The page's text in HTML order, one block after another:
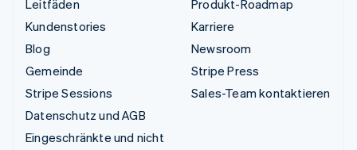
Leitfäden
Kundenstories
Blog
Gemeinde
Stripe Sessions
Datenschutz und AGB
Eingeschränkte und nicht
Produkt-Roadmap
Karriere
Newsroom
Stripe Press
Sales-Team kontaktieren